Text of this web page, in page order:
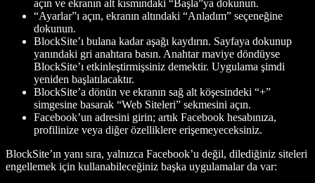
açın ve ekranın alt kısmındaki “Başla”ya dokunun.
“Ayarlar”ı açın, ekranın altındaki “Anladım” seçeneğine
dokunun.
BlockSite’ı bulana kadar aşağı kaydırın. Sayfaya dokunup
yanındaki gri anahtara basın. Anahtar maviye döndüyse
BlockSite’ı etkinleştirmişsiniz demektir. Uygulama şimdi
yeniden başlatılacaktır.
BlockSite’a dönün ve ekranın sağ alt köşesindeki “+”
simgesine basarak “Web Siteleri” sekmesini açın.
Facebook’un adresini girin; artık Facebook hesabınıza,
profilinize veya diğer özelliklere erişemeyeceksiniz.
BlockSite’ın yanı sıra, yalnızca Facebook’u değil, dilediğiniz siteleri
engellemek için kullanabileceğiniz başka uygulamalar da var: